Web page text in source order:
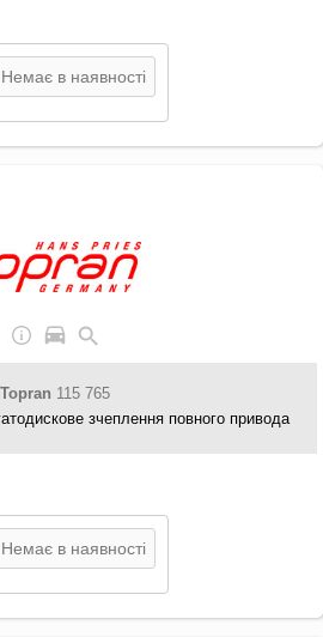
Немає в наявності
Topran 115 765
зчеплення повного привода
Немає в наявності